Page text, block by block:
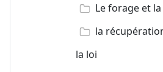
Le forage et
la
la loi